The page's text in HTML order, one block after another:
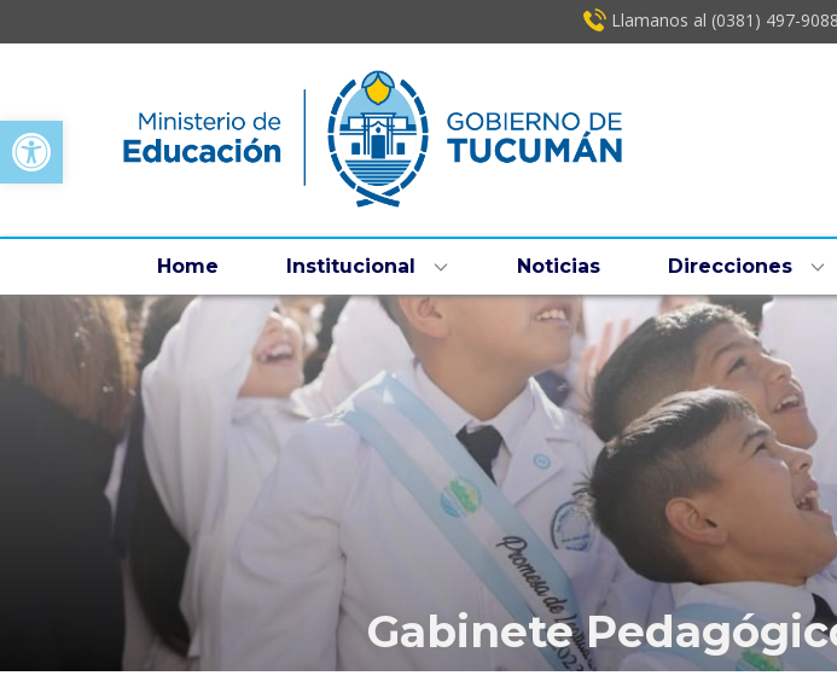
Open toolbar
Llamanos al (0381) ​497-9088
Home Institucional Noticias Direcciones
Gabinete